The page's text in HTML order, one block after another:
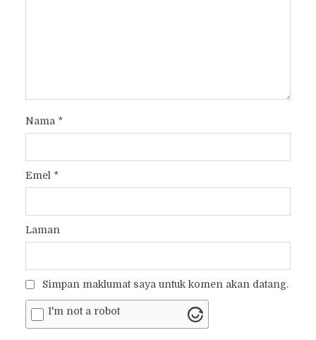
Nama *
Emel *
Laman
Simpan maklumat saya untuk komen akan datang.
I'm not a robot